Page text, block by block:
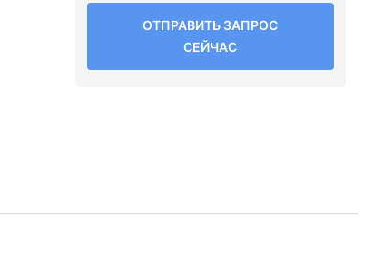
ОТПРАВИТЬ ЗАПРОС
СЕЙЧАС